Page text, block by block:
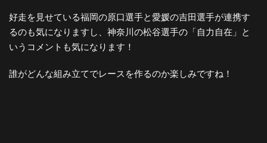
好走を見せている福岡の原口選手と愛媛の吉田選手が連携す
るのも気になりますし、神奈川の松谷選手の「自力自在」と
いうコメントも気になります！
誰がどんな組み立てでレースを作るのか楽しみですね！